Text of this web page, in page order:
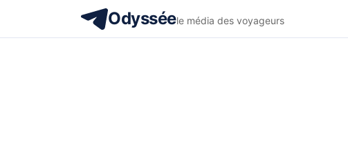
Odysséele média des voyageurs